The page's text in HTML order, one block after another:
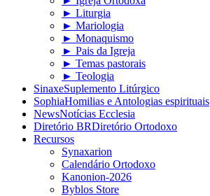
► Liturgia
► Mariologia
► Monaquismo
► Pais da Igreja
► Temas pastorais
► Teologia
SinaxeSuplemento Litúrgico
SophiaHomilias e Antologias espirituais
NewsNotícias Ecclesia
Diretório BRDiretório Ortodoxo
Recursos
Synaxarion
Calendário Ortodoxo
Kanonion-2026
Byblos Store